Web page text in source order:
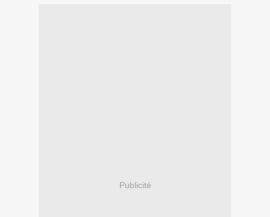
Publicité